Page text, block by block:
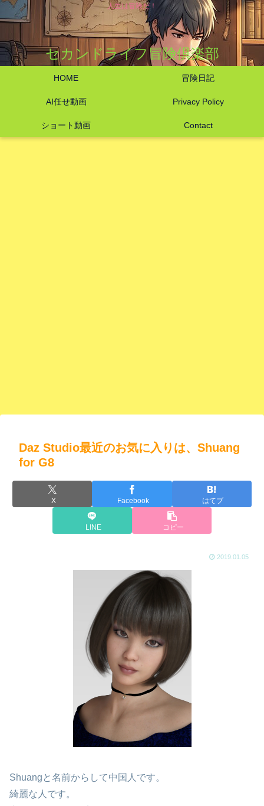
人生は冒険だ！
セカンドライフ冒険倶楽部
HOME 冒険日記
AI任せ動画 Privacy Policy
ショート動画 Contact
Daz Studio最近のお気に入りは、Shuang
for G8
X Facebook はてブ
LINE コピー
2019.01.05
Shuangと名前からして中国人です。
綺麗な人です。